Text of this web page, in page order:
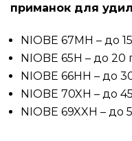
приманок для
NIOBE 67MH – до
NIOBE 65H – до 20
NIOBE 66HH – до
NIOBE 70XH – до
NIOBE 69XXH – до